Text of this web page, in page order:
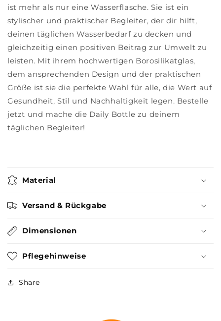
ist mehr als nur eine Wasserflasche. Sie ist ein
stylischer und praktischer Begleiter, der dir hilft,
deinen täglichen Wasserbedarf zu decken und
gleichzeitig einen positiven Beitrag zur Umwelt zu
leisten. Mit ihrem hochwertigen Borosilikatglas,
dem ansprechenden Design und der praktischen
Größe ist sie die perfekte Wahl für alle, die Wert auf
Gesundheit, Stil und Nachhaltigkeit legen. Bestelle
jetzt und mache die Daily Bottle zu deinem
täglichen Begleiter!
Material
Versand & Rückgabe
Dimensionen
Pflegehinweise
Share